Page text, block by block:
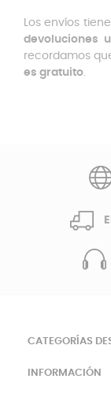
Los envíos
devoluciones
recordamos
es gratuito.
CATEGORÍAS
INFORMACIÓN